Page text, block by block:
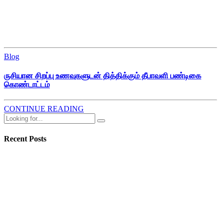
Blog
ருசியான சிறப்பு உணவுகளுடன் தித்திக்கும் தீபாவளி பண்டிகை
கொண்டாட்டம்
CONTINUE READING
Recent Posts